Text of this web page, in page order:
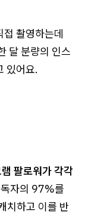
촬영하는데
달 분량의 인스
있어요.
팔로워가 각각
자의 97%를
치하고 이를 반